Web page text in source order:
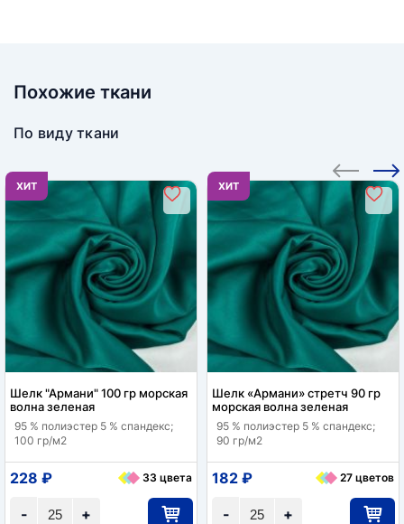
Похожие ткани
По виду ткани
ХИТ
Шелк "Армани" 100 гр морская
волна зеленая
95 % полиэстер 5 % спандекс;
100 гр/м2
+
-
228 ₽ 33 цвета
ХИТ
Шелк «Армани» стретч 90 гр
морская волна зеленая
95 % полиэстер 5 % спандекс;
90 гр/м2
+
-
182 ₽ 27 цветов